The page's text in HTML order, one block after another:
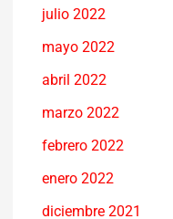
julio 2022
mayo 2022
abril 2022
marzo 2022
febrero 2022
enero 2022
diciembre 2021